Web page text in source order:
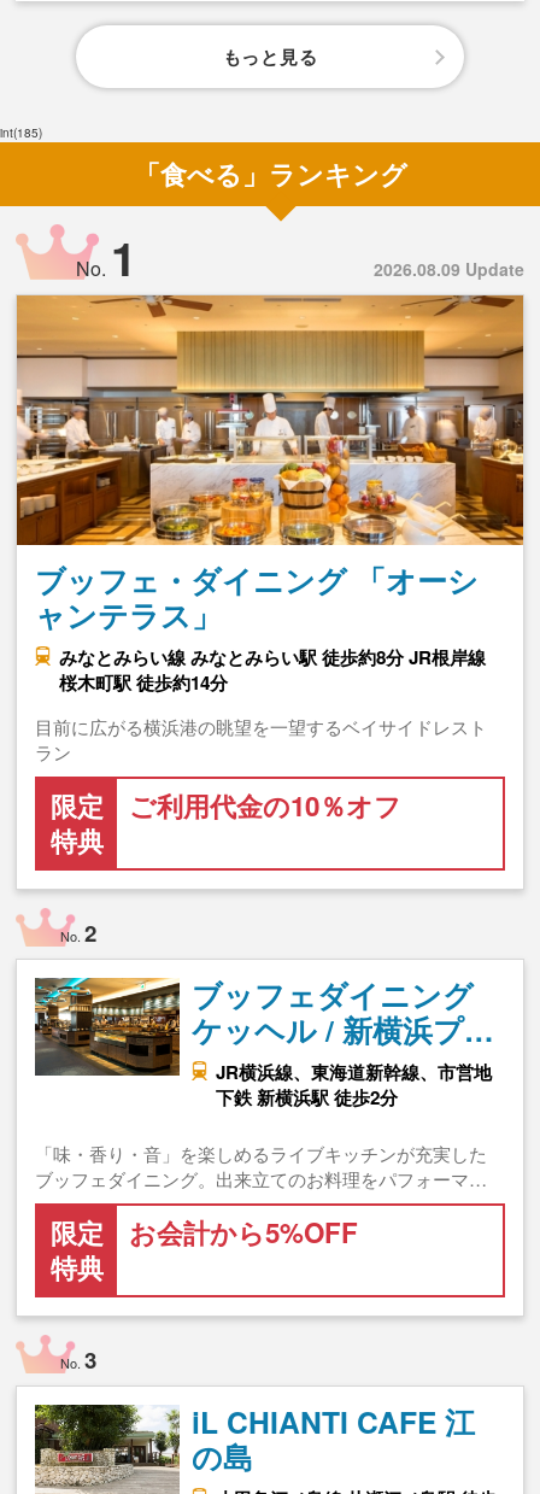
もっと見る
int(185)
「食べる」ランキング
2026.08.09 Update
No. 1
ブッフェ・ダイニング 「オーシ
ャンテラス」
みなとみらい線 みなとみらい駅 徒歩約8分 JR根岸線
桜木町駅 徒歩約14分
目前に広がる横浜港の眺望を一望するベイサイドレスト
ラン
限定
特典
ご利用代金の10％オフ
No.2
ブッフェダイニング
ケッヘル / 新横浜プ…
JR横浜線、東海道新幹線、市営地
下鉄 新横浜駅 徒歩2分
「味・香り・音」を楽しめるライブキッチンが充実した
ブッフェダイニング。出来立てのお料理をパフォーマ…
限定
特典
お会計から5%OFF
No.3
iL CHIANTI CAFE 江
の島